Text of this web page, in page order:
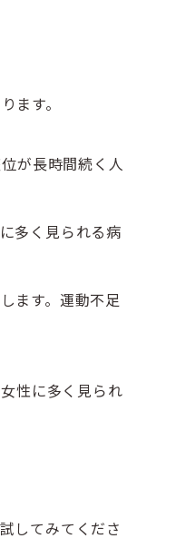
ます。
が長時間続く人
多く見られる病
ます。運動不足
性に多く見られ
してみてくださ